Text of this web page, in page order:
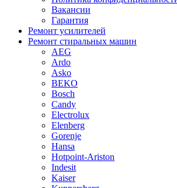
Вакансии
Гарантия
Ремонт усилителей
Ремонт стиральных машин
AEG
Ardo
Asko
BEKO
Bosch
Candy
Electrolux
Elenberg
Gorenje
Hansa
Hotpoint-Ariston
Indesit
Kaiser